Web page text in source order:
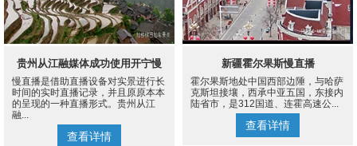
贵州从江融媒体成功使用开宁慢
直播设备案例
慢直播是借助直播设备对实景进行长
时间的实时直播记录，并且原原本本
的呈现的一种直播形式。贵州从江
融...
查看详情
新疆霍尔果斯慢直播
霍尔果斯地处中国西部边陲，与哈萨
克斯坦接壤，西承中亚五国，东接内
陆省市，是312国道、连霍高速公...
查看详情